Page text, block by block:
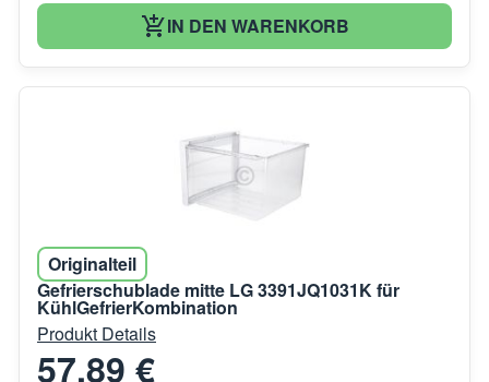
IN DEN WARENKORB
Originalteil
Gefrierschublade mitte LG 3391JQ1031K für
KühlGefrierKombination
Produkt Details
57,89 €